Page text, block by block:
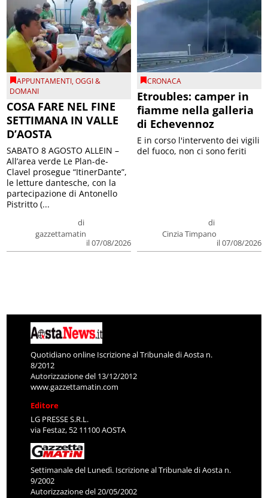
APPUNTAMENTI,OGGI &
DOMANI
COSA FARE NEL FINE
SETTIMANA IN VALLE
D’AOSTA
di
gazzettamatin
il 07/08/2026
SABATO 8 AGOSTO ALLEIN –
All’area verde Le Plan-de-
Clavel prosegue “ItinerDante”,
le letture dantesche, con la
partecipazione di Antonello
Pistritto (...
CRONACA
Etroubles: camper in
fiamme nella galleria
di Echevennoz
di
Cinzia Timpano
il 07/08/2026
E in corso l'intervento dei vigili
del fuoco, non ci sono feriti
Quotidiano online Iscrizione al Tribunale di Aosta n.
8/2012
Autorizzazione del 13/12/2012
www.gazzettamatin.com
Editore
LG PRESSE S.R.L.
via Festaz, 52 11100 AOSTA
Settimanale del Lunedì. Iscrizione al Tribunale di Aosta n.
9/2002
Autorizzazione del 20/05/2002